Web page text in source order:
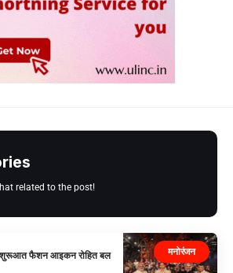
related to the post!
मनोरंजन
शुरूआत फैशन आइकन रोहित बल